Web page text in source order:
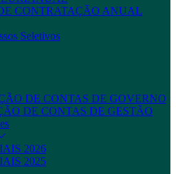
CONTRATAÇÃO ANUAL
Seletivos
DE CONTAS DE GOVERNO
DE CONTAS DE GESTÃO
2026
2025